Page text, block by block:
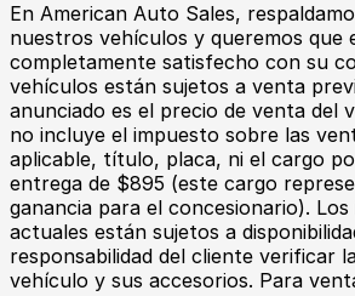
En American Auto Sales,
nuestros vehículos y queremos que
completamente satisfecho con su
vehículos están sujetos a venta
anunciado es el precio de venta del
no incluye el impuesto sobre las
aplicable, título, placa, ni el cargo
entrega de $895 (este cargo
ganancia para el concesionario).
actuales están sujetos a
responsabilidad del cliente verificar
vehículo y sus accesorios. Para